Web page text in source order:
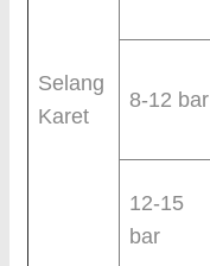
Selang
Karet
8-12 bar
12-15
bar